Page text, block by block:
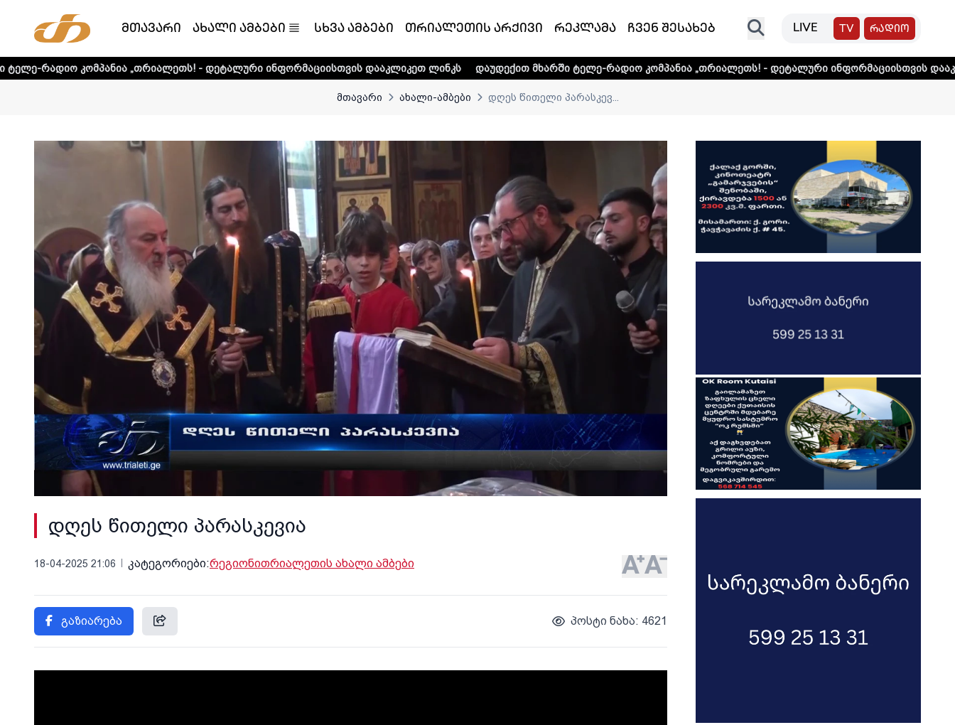
მთავარი ახალი ამბები სხვა ამბები თრიალეთის არქივი რეკლამა ჩვენ შესახებ LIVE TV რადიო
„თრიალეთს! - დეტალური ინფორმაციისთვის დააკლიკეთ ლინკს დაუდექით მხარში ტელე-რადიო კომპანია „თრიალეთს! - დეტალური ინფორმაციისთვის დააკლიკეთ ლინკს
მთავარი ახალი-ამბები დღეს წითელი პარასკევ...
დღეს წითელი პარასკევია
18-04-2025 21:06 კატეგორიები:რეგიონითრიალეთის ახალი ამბები
გაზიარება პოსტი ნახა: 4621